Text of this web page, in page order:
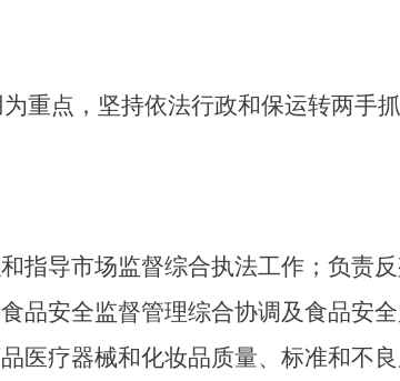
重点， 坚持依法行政和保运转两手抓
指导市场监督综合执法工作；负责
品安全监督管理综合协调及食品安
医疗器械和化妆品质量、标准和不良